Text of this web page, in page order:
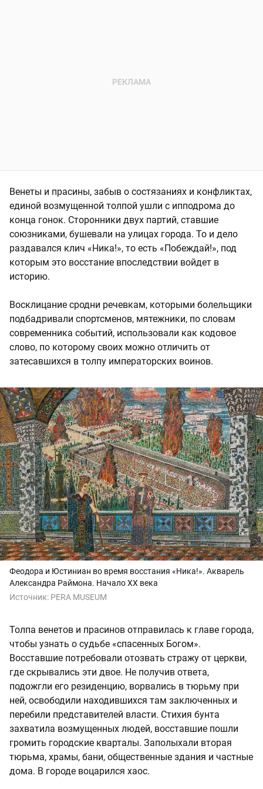
Венеты и прасины, забыв о состязаниях и конфликтах,
единой возмущенной толпой ушли с ипподрома до
конца гонок. Сторонники двух партий, ставшие
союзниками, бушевали на улицах города. То и дело
раздавался клич «Ника!», то есть «Побеждай!», под
которым это восстание впоследствии войдет в
историю.
Восклицание сродни речевкам, которыми болельщики
подбадривали спортсменов, мятежники, по словам
современника событий, использовали как кодовое
слово, по которому своих можно отличить от
затесавшихся в толпу императорских воинов.
Феодора и Юстиниан во время восстания «Ника!». Акварель
Александра Раймона. Начало XX века
Источник: PERA MUSEUM
Толпа венетов и прасинов отправилась к главе города,
чтобы узнать о судьбе «спасенных Богом».
Восставшие потребовали отозвать стражу от церкви,
где скрывались эти двое. Не получив ответа,
подожгли его резиденцию, ворвались в тюрьму при
ней, освободили находившихся там заключенных и
перебили представителей власти. Стихия бунта
захватила возмущенных людей, восставшие пошли
громить городские кварталы. Заполыхали вторая
тюрьма, храмы, бани, общественные здания и частные
дома. В городе воцарился хаос.